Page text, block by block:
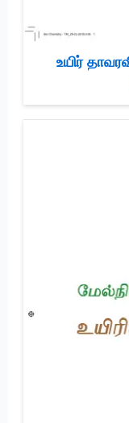
உயிர்